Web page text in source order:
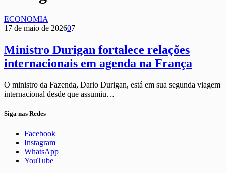
ECONOMIA
17 de maio de 202607
Ministro Durigan fortalece relações
internacionais em agenda na França
O ministro da Fazenda, Dario Durigan, está em sua segunda viagem
internacional desde que assumiu…
Siga nas Redes
Facebook
Instagram
WhatsApp
YouTube